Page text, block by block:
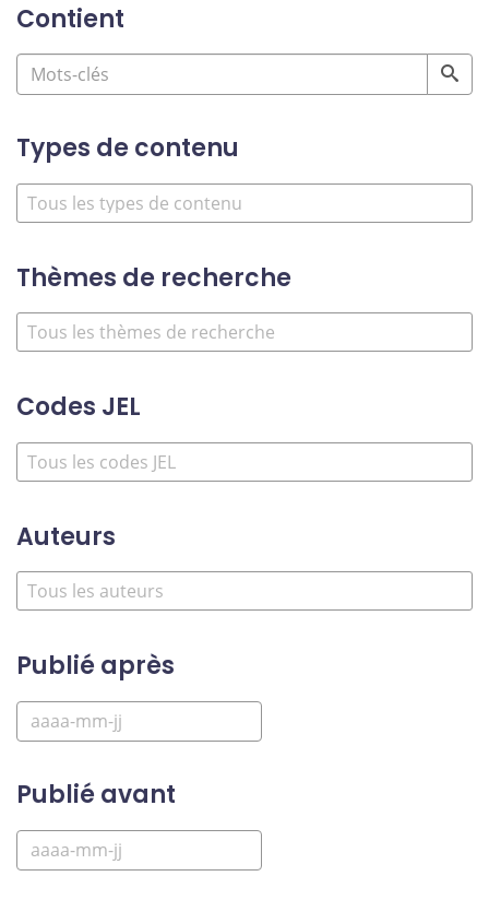
Contient
Types de contenu
Thèmes de recherche
Codes JEL
Auteurs
Publié après
Publié avant